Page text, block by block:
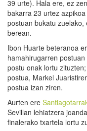
39 urte). Hala ere, ez
bakarra 23 urtez azpikoa
postuan bukatu zuelako,
berean.
Ibon Huarte beteranoa
hamahirugarren
postu onak lortu
postua, Markel
postua izan ziren.
Aurten ere
Sevillan lehiatzera
finalerako txartela lortu